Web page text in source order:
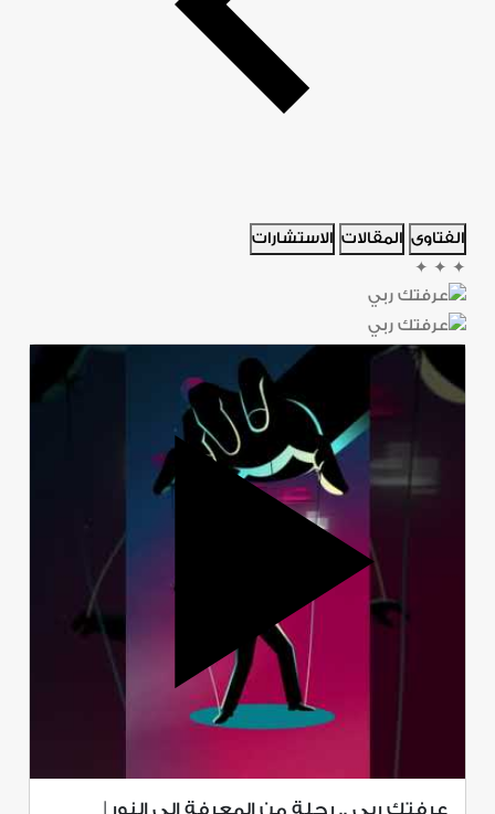
الفتاوى المقالات الاستشارات
✦
✦
✦